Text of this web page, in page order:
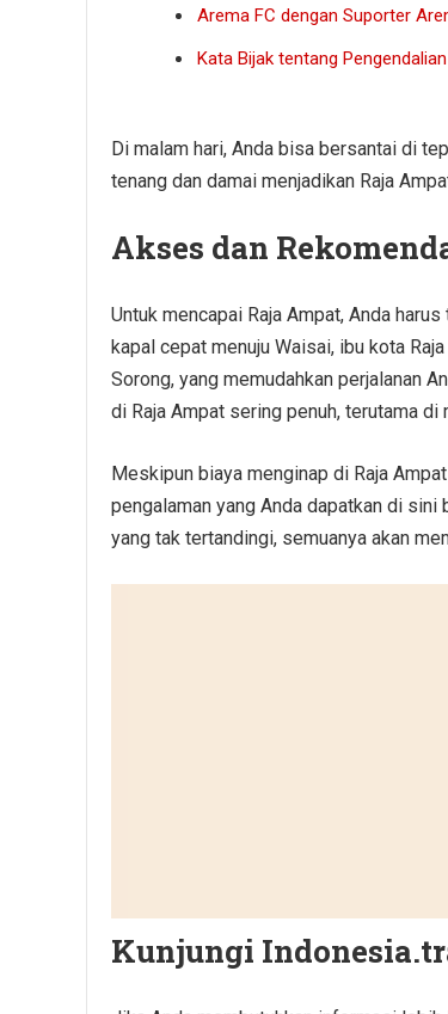
Arema FC dengan Suporter
Kata Bijak tentang
Di malam hari, Anda bisa bersantai di
tenang dan damai menjadikan Raja
Akses dan
Untuk mencapai Raja Ampat, Anda
kapal cepat menuju Waisai, ibu kota
Sorong, yang memudahkan perjalanan
di Raja Ampat sering penuh, terutama di
Meskipun biaya menginap di Raja
pengalaman yang Anda dapatkan di
yang tak tertandingi, semuanya akan
Kunjungi